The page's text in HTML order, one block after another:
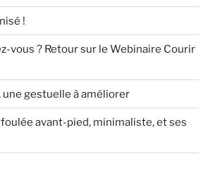
!
vous ? Retour sur le Webinaire Courir
une gestuelle à améliorer
avant-pied, minimaliste, et ses